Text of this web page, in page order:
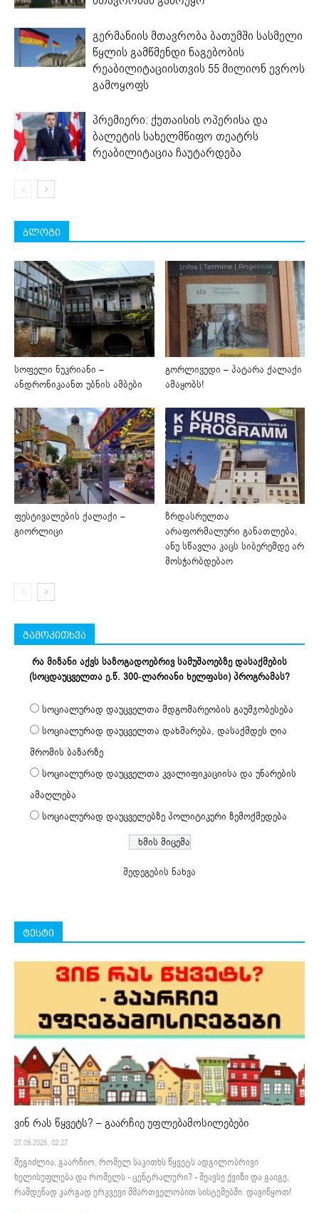
გერმანიის მთავრობა ბათუმში სასმელი
წყლის გამწმენდი ნაგებობის
რეაბილიტაციისთვის 55 მილიონ ევროს
გამოყოფს
პრემიერი: ქუთაისის ოპერისა და
ბალეტის სახელმწიფო თეატრს
რეაბილიტაცია ჩაუტარდება
ბლოგი
სოფელი ნუკრიანი –
ანდრონიკაანთ უბნის ამბები
გორლივუდი – პატარა ქალაქი
ამაყობს!
ფესტივალების ქალაქი –
გიორლიცი
ზრდასრულთა
არაფორმალური განათლება,
ანუ სწავლა კაცს სიბერემდე არ
მოსჭარბდებაო
გამოკითხვა
რა მიზანი აქვს საზოგადოებრივ სამუშაოებზე დასაქმების
(სოცდაუცველთა ე.წ. 300-ლარიანი ხელფასი) პროგრამას?
სოციალურად დაუცველთა მდგომარეობის გაუმჯობესება
სოციალურად დაუცველთა დახმარება, დასაქმდეს ღია
შრომის ბაზარზე
სოციალურად დაუცველთა კვალიფიკაციისა და უნარების
ამაღლება
სოციალურად დაუცველებზე პოლიტიკური ზემოქმედება
შედეგების ნახვა
ტესტი
ვინ რას წყვეტს? – გაარჩიე უფლებამოსილებები
27.05.2025. 02:27
შეგიძლია, გაარჩიო, რომელ საკითხს წყვეტს ადგილობრივი
ხელისუფლება და რომელს - ცენტრალური? - შეავსე ქვიზი და გაიგე,
რამდენად კარგად ერკვევი მმართველობით სისტემებში. დავიწყოთ!